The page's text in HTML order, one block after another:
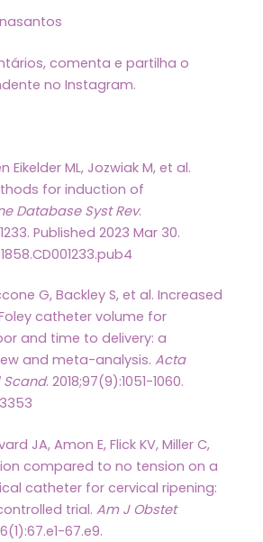
comenta e partilha o
no Instagram.
Eikelder ML, Jozwiak M, et al.
for induction of
Database Syst Rev.
Published 2023 Mar 30.
G, Backley S, et al. Increased
catheter volume for
and time to delivery: a
and meta-analysis. Acta
Scand. 2018;97(9):1051-1060.
JA, Amon E, Flick KV, Miller C,
compared to no tension on a
catheter for cervical ripening:
trial. Am J Obstet
67.e9.